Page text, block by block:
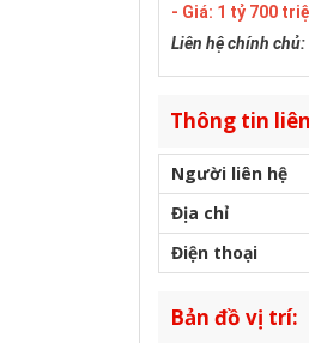
- Giá: 1 tỷ 700
Liên hệ chính chủ:
Thông tin
Người liên hệ
Địa chỉ
Điện thoại
Bản đồ vị trí: